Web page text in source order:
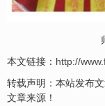
本文链接： http://
转载声明：本站发布
文章来源！